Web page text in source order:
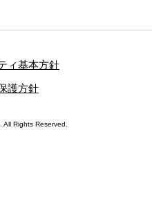
ィ基本方針
護方針
Rights Reserved.